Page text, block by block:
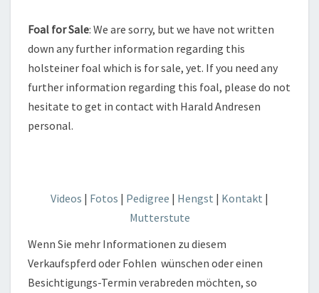
Foal for Sale: We are sorry, but we have not written
down any further information regarding this
holsteiner foal which is for sale, yet. If you need any
further information regarding this foal, please do not
hesitate to get in contact with Harald Andresen
personal.
Videos | Fotos | Pedigree | Hengst | Kontakt |
Mutterstute
Wenn Sie mehr Informationen zu diesem
Verkaufspferd oder Fohlen wünschen oder einen
Besichtigungs-Termin verabreden möchten, so